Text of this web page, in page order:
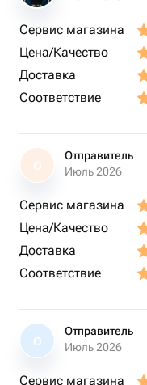
Сервис магазина
Цена/Качество
Доставка
Соответствие
О
Отправитель
Июль 2026
Сервис магазина
Цена/Качество
Доставка
Соответствие
О
Отправитель
Июль 2026
Сервис магазина